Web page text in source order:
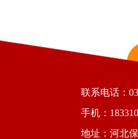
联系电话：
手机：
地址：河北